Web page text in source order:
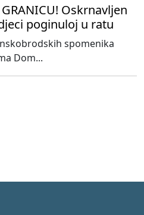
GRANICU! Oskrnavljen
poginuloj u ratu
spomenika
Dom...